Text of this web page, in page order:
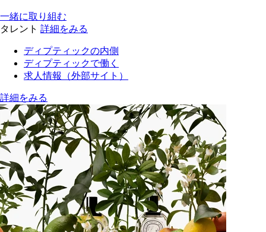
一緒に取り組む
タレント 詳細をみる
ディプティックの内側
ディプティックで働く
求人情報（外部サイト）
詳細をみる